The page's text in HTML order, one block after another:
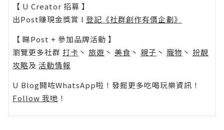
【 U Creator 招募 】
出Post賺現金獎賞 l 登記《社群創作有價企劃》
【 睇Post + 參加品牌活動 】
瀏覽更多社群 打卡 丶 旅遊 丶 美食 丶 親子 丶 寵物 丶 扮靚
攻略及 活動情報
U Blog開咗WhatsApp啦！發掘更多吃喝玩樂資訊！
Follow 我哋 ！